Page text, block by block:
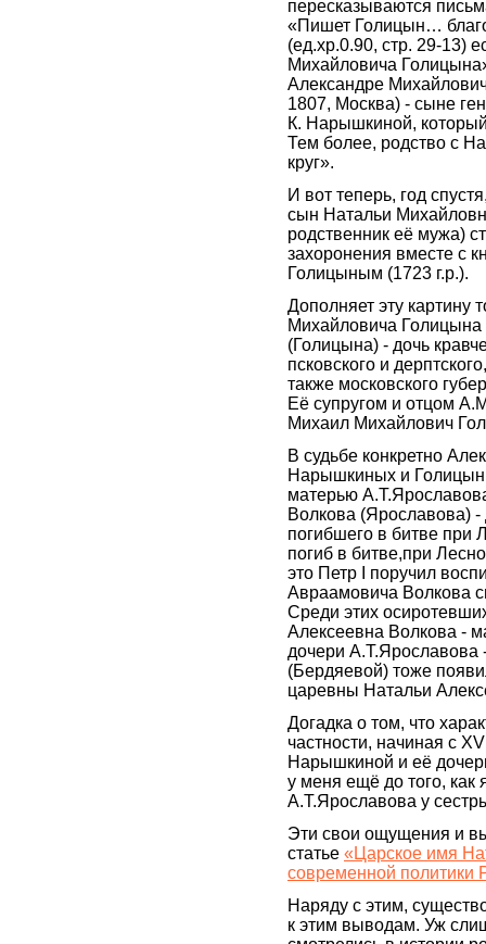
пересказываются
«Пишет Голицын…
(ед.хр.0.90, стр. 29-13)
Михайловича
Александре
1807, Москва) - сыне
К. Нарышкиной,
Тем более, родство с
круг».
И вот теперь, год
сын Натальи
родственник её мужа)
захоронения вместе с
Голицыным (1723 г.р.).
Дополняет эту картину
Михайловича
(Голицына) - дочь
псковского и
также московского
Её супругом и отцом
Михаил Михайлович
В судьбе конкретно
Нарышкиных и
матерью
Волкова (Ярославова)
погибшего в битве при
погиб в битве,при
это Петр I поручил
Авраамовича Волкова
Среди этих
Алексеевна Волкова -
дочери
(Бердяевой) тоже
царевны Натальи
Догадка о том, что
частности, начиная с
Нарышкиной и её
у меня ещё до того, как
А.Т.Ярославова у
Эти свои ощущения и
статье «Царское имя
современной политики
Наряду с этим,
к этим выводам. Уж